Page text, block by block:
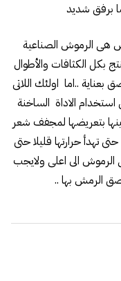
برفق شديد
هى الرموش الصناعية
بكل الكثافات والأطوال
..اما اولئك اللاتى
الاداة الساخنة
بتعريضها لمجفف شعر
تهدأ حرارتها قليلا حتى
الى اعلى ولايجب
الرمش بها ..